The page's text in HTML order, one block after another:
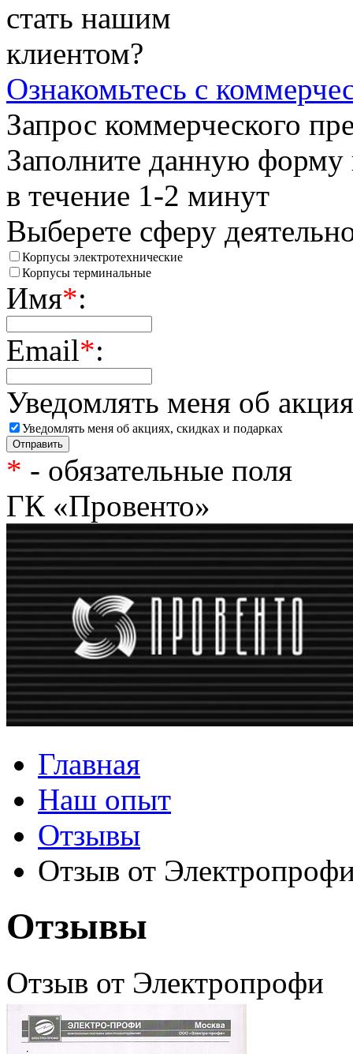
стать нашим
клиентом?
Ознакомьтесь с
Запрос коммерческого
Заполните данную
в течение 1-2 минут
Выберете сферу
Корпусы электротехнические
Корпусы терминальные
Имя*:
Email*:
Уведомлять меня об
Уведомлять меня об акциях, скидках и подарках
* - обязательные поля
ГК «Провенто»
Главная
Наш опыт
Отзывы
Отзыв от
Отзывы
Отзыв от Электропрофи